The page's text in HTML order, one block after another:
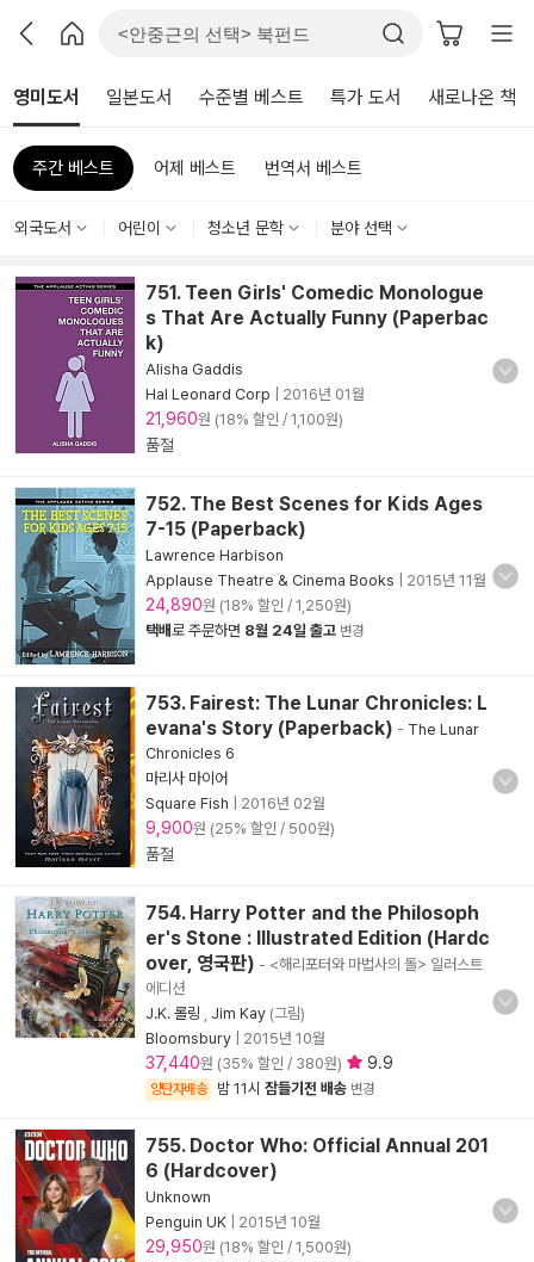
영미도서 일본도서 수준별 베스트 특가 도서 새로나온 책
주간 베스트 어제 베스트 번역서 베스트
외국도서 어린이 청소년 문학 분야 선택
751. Teen Girls' Comedic Monologue
s That Are Actually Funny (Paperbac
k)
Alisha Gaddis
Hal Leonard Corp
2016년 01월
21,960원 (18% 할인 / 1,100원)
품절
752. The Best Scenes for Kids Ages
7-15 (Paperback)
Lawrence Harbison
Applause Theatre & Cinema Books
2015년 11월
24,890원 (18% 할인 / 1,250원)
택배로 주문하면 8월 24일 출고 변경
753. Fairest: The Lunar Chronicles: L
evana's Story (Paperback) - The Lunar
Chronicles 6
마리사 마이어
Square Fish
2016년 02월
9,900원 (25% 할인 / 500원)
품절
754. Harry Potter and the Philosoph
er's Stone : Illustrated Edition (Hardc
over, 영국판) - <해리포터와 마법사의 돌> 일러스트
에디션
J.K. 롤링
Jim Kay (그림)
Bloomsbury
2015년 10월
37,440원 (35% 할인 / 380원) 9.9
양탄자배송 밤 11시 잠들기전 배송 변경
755. Doctor Who: Official Annual 201
6 (Hardcover)
Unknown
Penguin UK
2015년 10월
29,950원 (18% 할인 / 1,500원)